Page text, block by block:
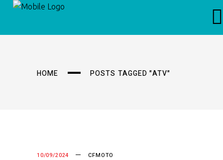
HOME POSTS TAGGED "ATV"
10/09/2024 CFMOTO